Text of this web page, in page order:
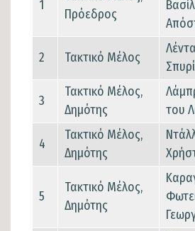
1
Πρόεδρος
2 Τακτικό Μέλος
3
Τακτικό Μέλος,
Δημότης
του
4
Τακτικό Μέλος,
Δημότης
5
Τακτικό Μέλος,
Δημότης